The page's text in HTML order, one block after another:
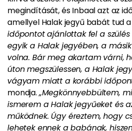
megindítását, és Inbaal azt az
amellyel Halak jegyű babát tud
időpontot ajánlottak fel a
egyik a Halak jegyében, a
volna. Bár meg akartam várni,
úton megszülessen, a Halak
vágyam miatt a korábbi
mondja.„Megkönnyebbültem,
ismerem a Halak jegyűeket és
működnek. Úgy éreztem, hogy
lehetek ennek a babának,